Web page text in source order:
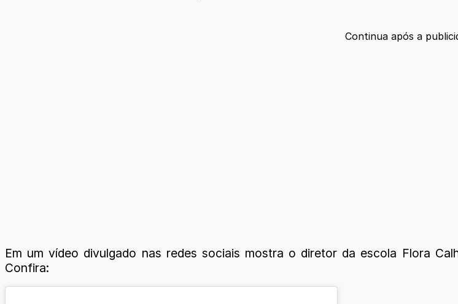
Continua após a
Em um vídeo divulgado nas redes sociais mostra o diretor da escola Flora
Confira: